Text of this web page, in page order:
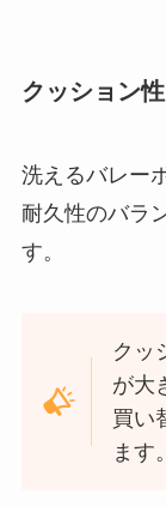
クッション
洗えるバレー
耐久性のバラ
す。
クッ
が大
買い
ます。